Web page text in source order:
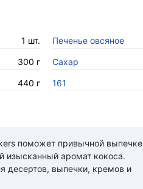
1 шт. Печенье овсяное
300 г Сахар
440 г 161
поможет привычной выпечке
изысканный аромат кокоса.
десертов, выпечки, кремов и